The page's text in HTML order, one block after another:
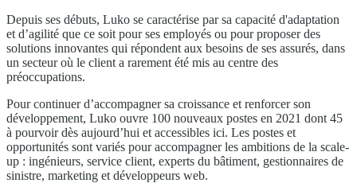
Depuis ses débuts, Luko se caractérise par sa capacité d'adaptation
et d’agilité que ce soit pour ses employés ou pour proposer des
solutions innovantes qui répondent aux besoins de ses assurés, dans
un secteur où le client a rarement été mis au centre des
préoccupations.
Pour continuer d’accompagner sa croissance et renforcer son
développement, Luko ouvre 100 nouveaux postes en 2021 dont 45
à pourvoir dès aujourd’hui et accessibles ici. Les postes et
opportunités sont variés pour accompagner les ambitions de la scale-
up : ingénieurs, service client, experts du bâtiment, gestionnaires de
sinistre, marketing et développeurs web.